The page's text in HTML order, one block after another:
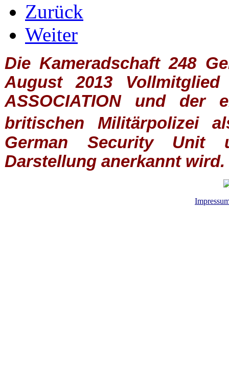
Zurück
Weiter
Die Kameradschaft 248
August 2013
ASSOCIATIONund der
britischen
Militärpolizei
German Security Unit
Darstellung anerkannt wird.